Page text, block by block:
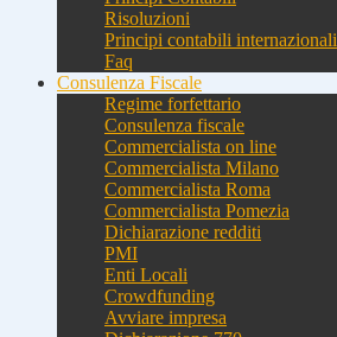
Risoluzioni
Principi contabili internazionali
Faq
Consulenza Fiscale
Regime forfettario
Consulenza fiscale
Commercialista on line
Commercialista Milano
Commercialista Roma
Commercialista Pomezia
Dichiarazione redditi
PMI
Enti Locali
Crowdfunding
Avviare impresa